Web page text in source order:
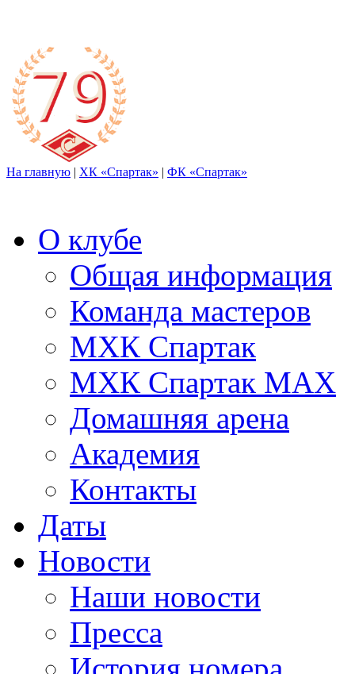
На главную | ХК «Спартак» | ФК «Спартак»
О клубе
Общая информация
Команда мастеров
МХК Спартак
МХК Спартак МАХ
Домашняя арена
Академия
Контакты
Даты
Новости
Наши новости
Пресса